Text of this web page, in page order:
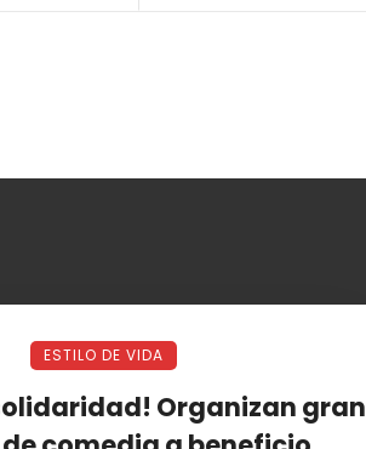
ESTILO DE VIDA
Organizan gran